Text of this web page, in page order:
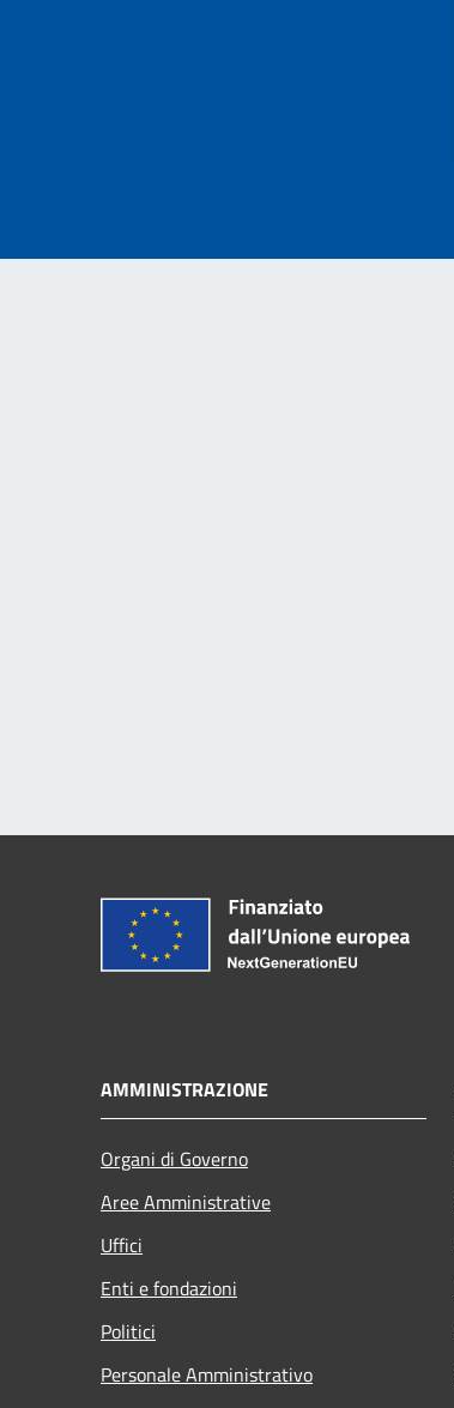
AMMINISTRAZIONE
Organi di Governo
Aree Amministrative
Uffici
Enti e fondazioni
Politici
Personale Amministrativo